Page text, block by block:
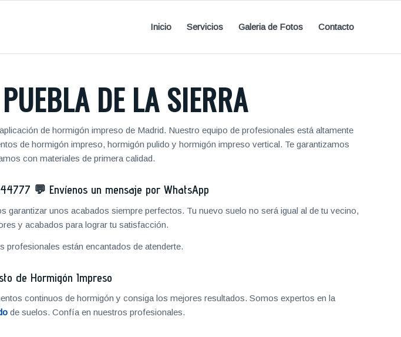
Inicio Servicios Galeria de Fotos Contacto
DE LA SIERRA
de hormigón impreso de Madrid. Nuestro equipo de profesionales está altamente
de hormigón impreso, hormigón pulido y hormigón impreso vertical. Te garantizamos
con materiales de primera calidad.
💬 Envíenos un mensaje por WhatsApp
unos acabados siempre perfectos. Tu nuevo suelo no será igual al de tu vecino,
y acabados para lograr tu satisfacción.
están encantados de atenderte.
de Hormigón Impreso
continuos de hormigón y consiga los mejores resultados. Somos expertos en la
de suelos. Confía en nuestros profesionales.